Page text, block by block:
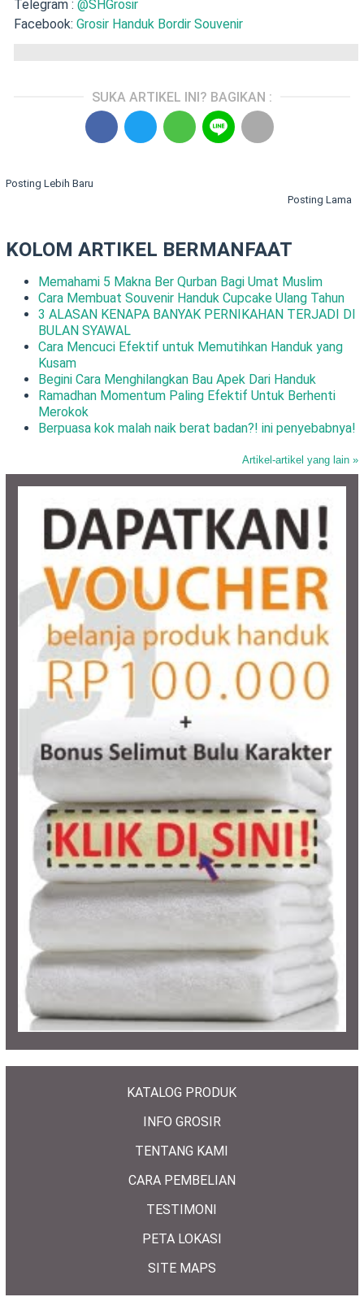
Telegram : @SHGrosir
Facebook: Grosir Handuk Bordir Souvenir
SUKA ARTIKEL INI? BAGIKAN :
Posting Lebih Baru
Posting Lama
KOLOM ARTIKEL BERMANFAAT
Memahami 5 Makna Ber Qurban Bagi Umat Muslim
Cara Membuat Souvenir Handuk Cupcake Ulang Tahun
3 ALASAN KENAPA BANYAK PERNIKAHAN TERJADI DI
BULAN SYAWAL
Cara Mencuci Efektif untuk Memutihkan Handuk yang
Kusam
Begini Cara Menghilangkan Bau Apek Dari Handuk
Ramadhan Momentum Paling Efektif Untuk Berhenti
Merokok
Berpuasa kok malah naik berat badan?! ini penyebabnya!
Artikel-artikel yang lain »
KATALOG PRODUK
INFO GROSIR
TENTANG KAMI
CARA PEMBELIAN
TESTIMONI
PETA LOKASI
SITE MAPS